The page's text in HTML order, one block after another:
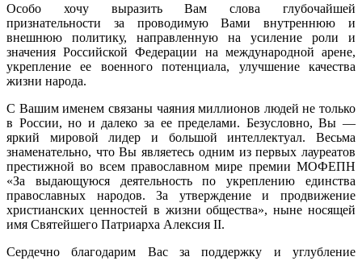
Особо хочу выразить Вам слова глубочайшей
признательности за проводимую Вами внутреннюю и
внешнюю политику, направленную на усиление роли и
значения Российской Федерации на международной арене,
укрепление ее военного потенциала, улучшение качества
жизни народа.
С Вашим именем связаны чаяния миллионов людей не только
в России, но и далеко за ее пределами. Безусловно, Вы —
яркий мировой лидер и большой интеллектуал. Весьма
знаменательно, что Вы являетесь одним из первых лауреатов
престижной во всем православном мире премии МОФЕПН
«За выдающуюся деятельность по укреплению единства
православных народов. За утверждение и продвижение
христианских ценностей в жизни общества», ныне носящей
имя Святейшего Патриарха Алексия II.
Сердечно благодарим Вас за поддержку и углубление